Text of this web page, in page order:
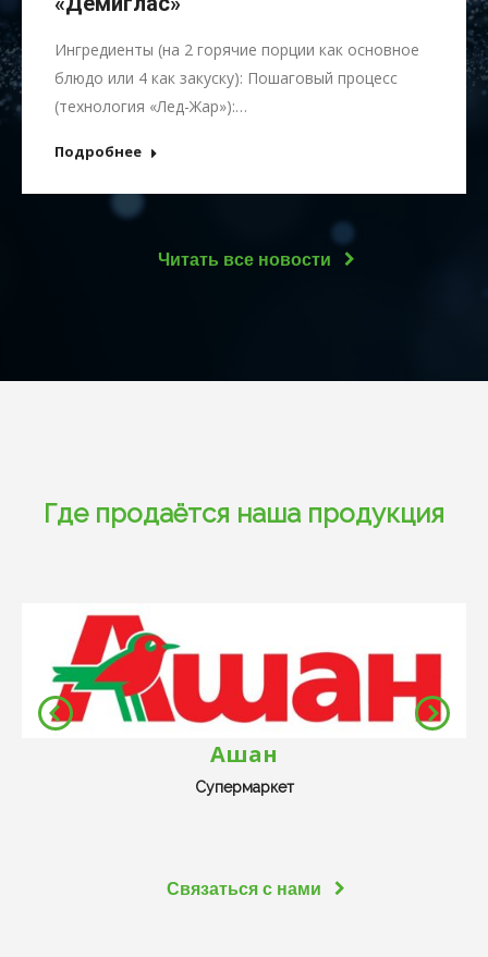
Ингредиенты (на 2 горячие порции как основное
блюдо или 4 как закуску): Пошаговый процесс
(технология «Лед-Жар»):…
Подробнее
Читать все новости
Где продаётся наша продукция
Ашан
Супермаркет
Связаться с нами